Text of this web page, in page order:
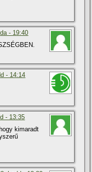
- 19:40
- 14:14
- 13:35
kimaradt